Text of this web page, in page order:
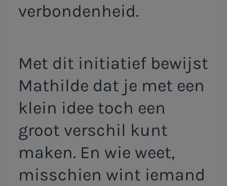
verbondenheid.
Met dit initiatief bewijst
Mathilde dat je met een
klein idee toch een
groot verschil kunt
maken. En wie weet,
misschien wint iemand